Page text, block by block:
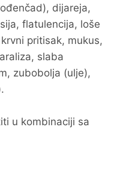
dijareja,
flatulencija, loše
pritisak, mukus,
slaba
zubobolja (ulje),
u kombinaciji sa